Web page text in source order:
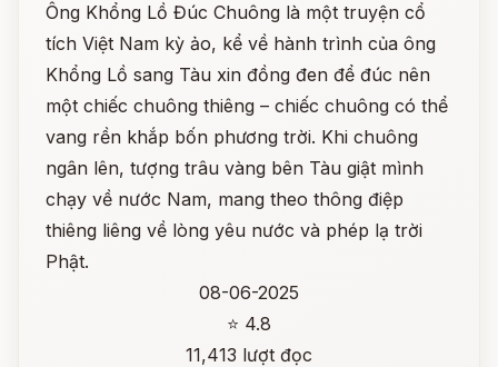
Ông Khổng Lồ Đúc Chuông là một truyện cổ
tích Việt Nam kỳ ảo, kể về hành trình của ông
Khổng Lồ sang Tàu xin đồng đen để đúc nên
một chiếc chuông thiêng – chiếc chuông có thể
vang rền khắp bốn phương trời. Khi chuông
ngân lên, tượng trâu vàng bên Tàu giật mình
chạy về nước Nam, mang theo thông điệp
thiêng liêng về lòng yêu nước và phép lạ trời
Phật.
08-06-2025
⭐ 4.8
11,413 lượt đọc